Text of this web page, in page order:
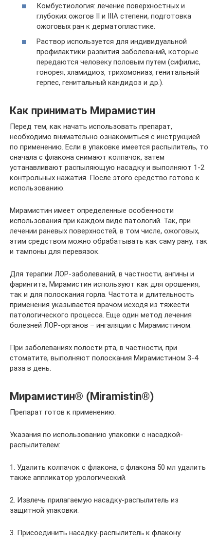
Комбустиология: лечение поверхностных и
глубоких ожогов II и IIIA степени, подготовка
ожоговых ран к дерматопластике.
Раствор используется для индивидуальной
профилактики развития заболеваний, которые
передаются человеку половым путем (сифилис,
гонорея, хламидиоз, трихомониаз, генитальный
герпес, генитальный кандидоз и др.).
Как принимать Мирамистин
Перед тем, как начать использовать препарат,
необходимо внимательно ознакомиться с инструкцией
по применению. Если в упаковке имеется распылитель, то
сначала с флакона снимают колпачок, затем
устанавливают распыляющую насадку и выполняют 1-2
контрольных нажатия. После этого средство готово к
использованию.
Мирамистин имеет определенные особенности
использования при каждом виде патологий. Так, при
лечении раневых поверхностей, в том числе, ожоговых,
этим средством можно обрабатывать как саму рану, так
и тампоны для перевязок.
Для терапии ЛОР-заболеваний, в частности, ангины и
фарингита, Мирамистин используют как для орошения,
так и для полоскания горла. Частота и длительность
применения указывается врачом исходя из тяжести
патологического процесса. Еще один метод лечения
болезней ЛОР-органов – ингаляции с Мирамистином.
При заболеваниях полости рта, в частности, при
стоматите, выполняют полоскания Мирамистином 3-4
раза в день.
Мирамистин® (Miramistin®)
Препарат готов к применению.
Указания по использованию упаковки с насадкой-
распылителем:
1. Удалить колпачок с флакона, с флакона 50 мл удалить
также аппликатор урологический.
2. Извлечь прилагаемую насадку-распылитель из
защитной упаковки.
3. Присоединить насадку-распылитель к флакону.